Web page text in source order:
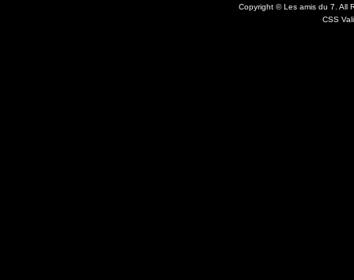
Copyright © Les amis du 7. All
CSS